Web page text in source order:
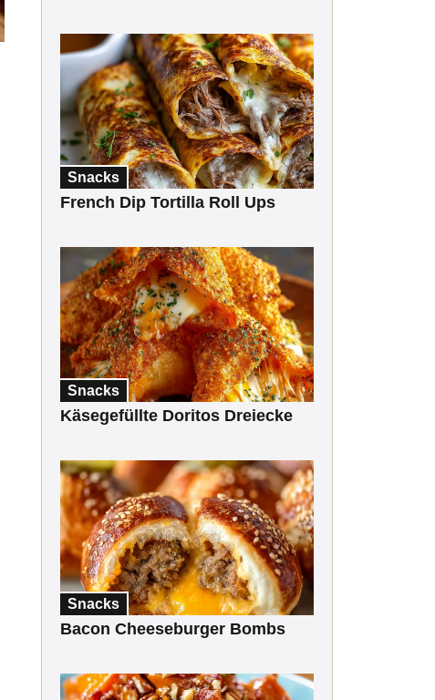
Snacks
French Dip Tortilla Roll Ups
Snacks
Käsegefüllte Doritos Dreiecke
Snacks
Bacon Cheeseburger Bombs